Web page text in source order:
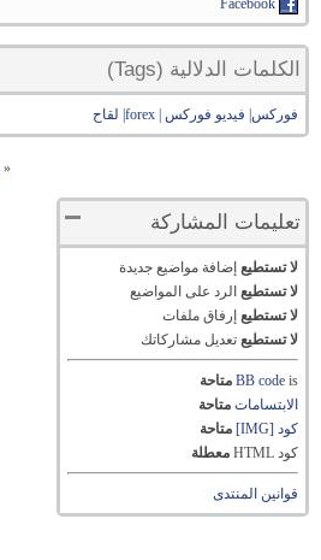
Facebook
الكلمات الدلالية (Tags)
فوركس| فيديو فوركس | forex| لقاح
«
تعليمات المشاركة
لا تستطيع إضافة مواضيع جديدة
لا تستطيع الرد على المواضيع
لا تستطيع إرفاق ملفات
لا تستطيع تعديل مشاركاتك
BB codeis
متاحة
الابتسامات متاحة
كود [IMG]
متاحة
كود HTML
معطلة
قوانين المنتدى